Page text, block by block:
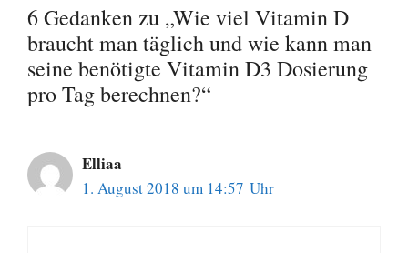
6 Gedanken zu „Wie viel Vitamin D
braucht man täglich und wie kann man
seine benötigte Vitamin D3 Dosierung
pro Tag berechnen?“
Elliaa
1. August 2018 um 14:57 Uhr